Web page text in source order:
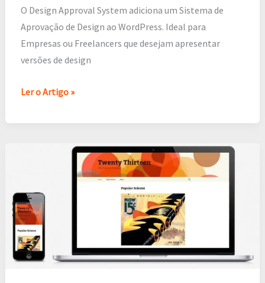
O Design Approval System adiciona um Sistema de
Aprovação de Design ao WordPress. Ideal para
Empresas ou Freelancers que desejam apresentar
versões de design
(pt_BR)
Ler o Artigo »
Português
Brasileiro
(pt_BR)
|
Tradução